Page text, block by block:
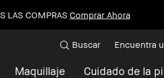
LAS COMPRAS Comprar Ahora
Maquillaje Cuidado de la
Buscar Encuentra